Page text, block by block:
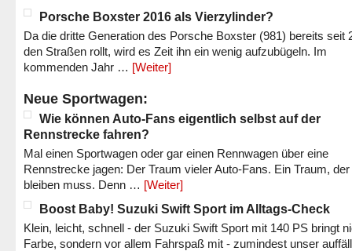
Porsche Boxster 2016 als Vierzylinder?
Da die dritte Generation des Porsche Boxster (981) bereits seit
den Straßen rollt, wird es Zeit ihn ein wenig aufzubügeln. Im
kommenden Jahr … [Weiter]
Neue Sportwagen:
Wie können Auto-Fans eigentlich selbst auf der
Rennstrecke fahren?
Mal einen Sportwagen oder gar einen Rennwagen über eine
Rennstrecke jagen: Der Traum vieler Auto-Fans. Ein Traum,
bleiben muss. Denn … [Weiter]
Boost Baby! Suzuki Swift Sport im Alltags-Check
Klein, leicht, schnell - der Suzuki Swift Sport mit 140 PS bringt
Farbe, sondern vor allem Fahrspaß mit - zumindest unser